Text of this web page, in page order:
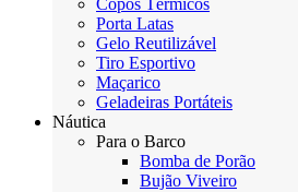
Copos Térmicos
Porta Latas
Gelo Reutilizável
Tiro Esportivo
Maçarico
Geladeiras Portáteis
Náutica
Para o Barco
Bomba de Porão
Bujão Viveiro